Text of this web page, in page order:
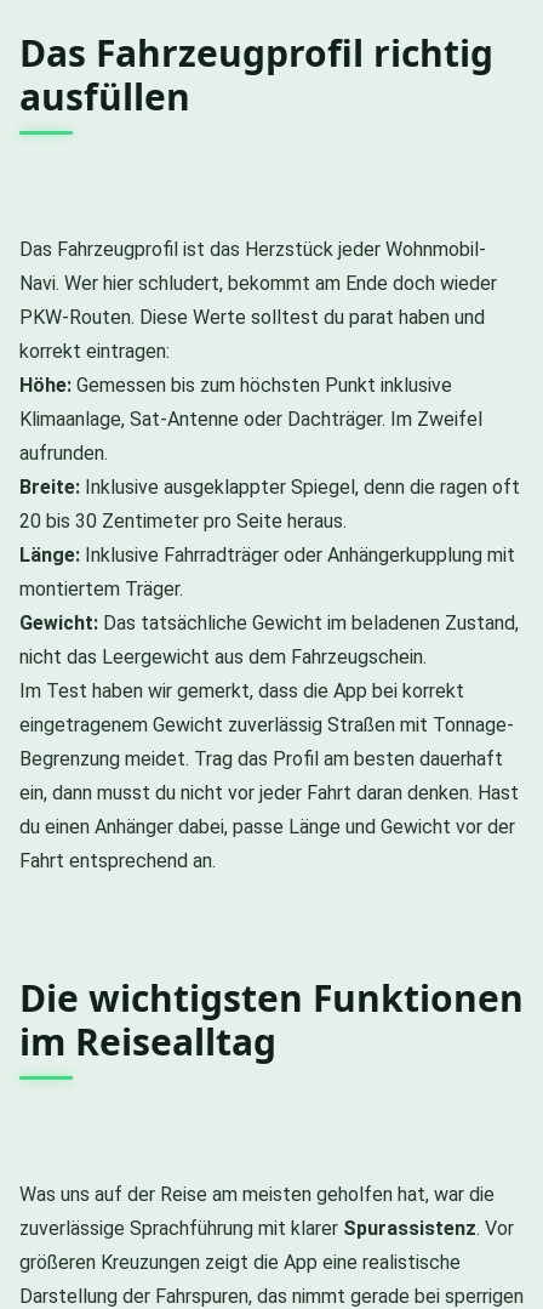
Das Fahrzeugprofil richtig
ausfüllen
Das Fahrzeugprofil ist das Herzstück jeder Wohnmobil-
Navi. Wer hier schludert, bekommt am Ende doch wieder
PKW-Routen. Diese Werte solltest du parat haben und
korrekt eintragen:
Höhe: Gemessen bis zum höchsten Punkt inklusive
Klimaanlage, Sat-Antenne oder Dachträger. Im Zweifel
aufrunden.
Breite: Inklusive ausgeklappter Spiegel, denn die ragen oft
20 bis 30 Zentimeter pro Seite heraus.
Länge: Inklusive Fahrradträger oder Anhängerkupplung mit
montiertem Träger.
Gewicht: Das tatsächliche Gewicht im beladenen Zustand,
nicht das Leergewicht aus dem Fahrzeugschein.
Im Test haben wir gemerkt, dass die App bei korrekt
eingetragenem Gewicht zuverlässig Straßen mit Tonnage-
Begrenzung meidet. Trag das Profil am besten dauerhaft
ein, dann musst du nicht vor jeder Fahrt daran denken. Hast
du einen Anhänger dabei, passe Länge und Gewicht vor der
Fahrt entsprechend an.
Die wichtigsten Funktionen
im Reisealltag
Was uns auf der Reise am meisten geholfen hat, war die
zuverlässige Sprachführung mit klarer Spurassistenz. Vor
größeren Kreuzungen zeigt die App eine realistische
Darstellung der Fahrspuren, das nimmt gerade bei sperrigen